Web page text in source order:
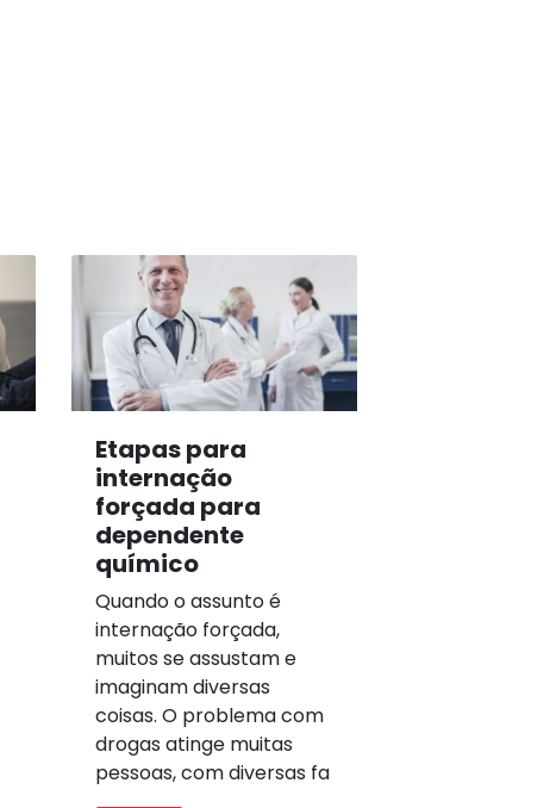
Etapas para
internação
forçada para
dependente
químico
Quando o assunto é
internação forçada,
muitos se assustam e
imaginam diversas
coisas. O problema com
drogas atinge muitas
pessoas, com diversas fa